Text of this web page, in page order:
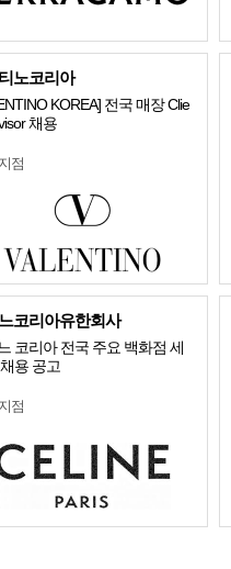
노코리아
KOREA] 전국 매장 Clie
채용
점
코리아유한회사
코리아 전국 주요 백화점 세
용 공고
점